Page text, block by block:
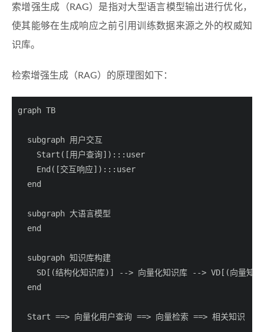
索增强生成（RAG）是指对大型语言模型输出进行优化，
使其能够在生成响应之前引用训练数据来源之外的权威知
识库。
检索增强生成（RAG）的原理图如下：
graph TB
  subgraph 用户交互
    Start([用户查询]):::user
    End([交互响应]):::user
  end
  subgraph 大语言模型
  end
  subgraph 知识库构建
SD[(结构化知识库)] --> 向量化知识库 --> VD[(向量知
  end
  Start ==> 向量化用户查询 ==> 向量检索 ==> 相关知识